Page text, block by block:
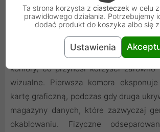
Przemyślana dwukomorowa
Innowacyjne podejście do
zaowocowało podziałem obudowy
komory, co przynosi korzyści
wizualne. Pierwsza komora
kartę graficzną, podczas gdy druga
magazyny danych, które zazwyczaj
okablowaniu. Fizyczne
Ta strona korzysta z ciasteczek w celu
prawidłowego działania. Potrzebujemy
dodać produkt do koszyka albo się
Ustawienia